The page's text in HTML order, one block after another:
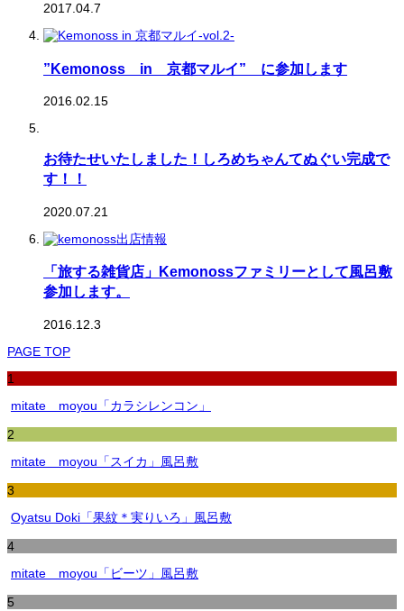
2017.04.7
”Kemonoss in 京都マルイ” に参加します
2016.02.15
お待たせいたしました！しろめちゃんてぬぐい完成で
す！！
2020.07.21
「旅する雑貨店」Kemonossファミリーとして風呂敷
参加します。
2016.12.3
PAGE TOP
1
mitate moyou「カラシレンコン」
2
mitate moyou「スイカ」風呂敷
3
Oyatsu Doki「果紋＊実りいろ」風呂敷
4
mitate moyou「ビーツ」風呂敷
5